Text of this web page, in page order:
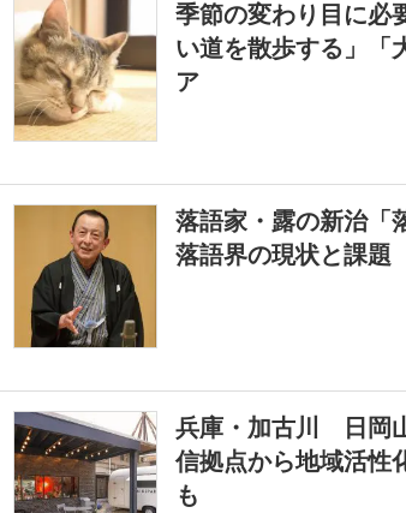
季節の変わり目に
い道を散歩する」「
ア
落語家・露の新治「
落語界の現状と課
兵庫・加古川 日岡
信拠点から地域活
も